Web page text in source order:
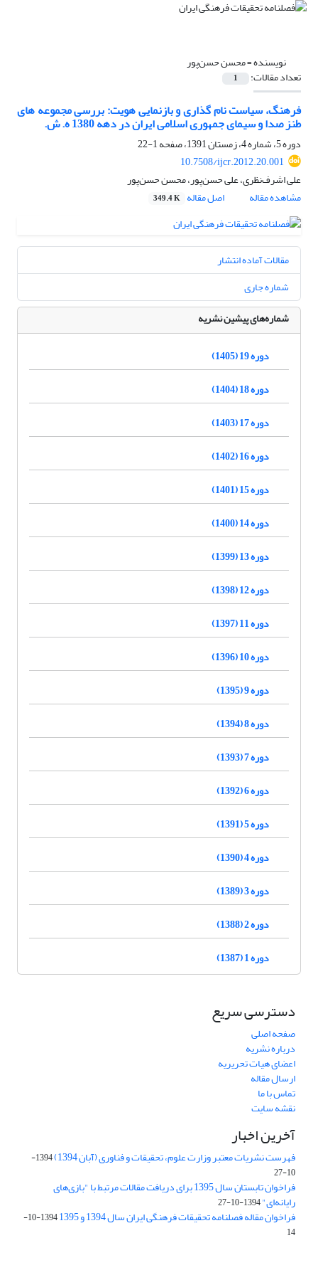
نویسنده =محسن حسن‌پور
تعداد مقالات: 1
فرهنگ، سیاست نام گذاری و بازنمایی هویت: بررسی مجموعه های
طنز صدا و سیمای جمهوری اسلامی ایران در دهه 1380 ه. ش.
دوره 5، شماره 4، زمستان 1391، صفحه
1-22
10.7508/ijcr.2012.20.001
علی اشرف‌نظری، علی حسن‌پور، محسن حسن‌پور
مشاهده مقاله
اصل مقاله 349.4 K
مقالات آماده انتشار
شماره جاری
شماره‌های پیشین نشریه
دوره 19 (1405)
دوره 18 (1404)
دوره 17 (1403)
دوره 16 (1402)
دوره 15 (1401)
دوره 14 (1400)
دوره 13 (1399)
دوره 12 (1398)
دوره 11 (1397)
دوره 10 (1396)
دوره 9 (1395)
دوره 8 (1394)
دوره 7 (1393)
دوره 6 (1392)
دوره 5 (1391)
دوره 4 (1390)
دوره 3 (1389)
دوره 2 (1388)
دوره 1 (1387)
دسترسی سریع
صفحه اصلی
درباره نشریه
اعضای هیات تحریریه
ارسال مقاله
تماس با ما
نقشه سایت
آخرین اخبار
فهرست نشریات معتبر وزارت علوم، تحقیقات و فناوری (آبان 1394)
1394-
10-27
فراخوان تابستان سال 1395 برای دریافت مقالات مرتبط با "بازی‌های
رایانه‌ای"1394-10-27
فراخوان مقاله فصلنامه تحقیقات فرهنگی ایران سال 1394 و 1395
1394-10-
14